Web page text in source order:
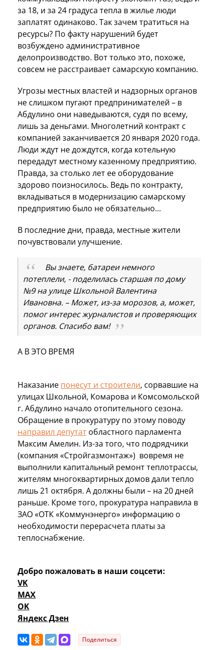
за 18, и за 24 градуса тепла в жилье люди
заплатят одинаково. Так зачем тратиться на
ресурсы? По факту нарушений будет
возбуждено административное
делопроизводство. Вот только это, похоже,
совсем не расстраивает самарскую компанию.
Угрозы местных властей и надзорных органов
не слишком пугают предпринимателей – в
Абдулино они наведываются, судя по всему,
лишь за деньгами. Многолетний контракт с
компанией заканчивается 20 января 2020 года.
Люди ждут не дождутся, когда котельную
передадут местному казенному предприятию.
Правда, за столько лет ее оборудование
здорово поизносилось. Ведь по контракту,
вкладываться в модернизацию самарскому
предприятию было не обязательно…
В последние дни, правда, местные жители
почувствовали улучшение.
Вы знаете, батареи немного
потеплели, - поделилась старшая по дому
№9 на улице Школьной Валентина
Ивановна. – Может, из-за морозов, а, может,
помог интерес журналистов и проверяющих
органов. Спасибо вам!
А В ЭТО ВРЕМЯ
Наказание понесут и строители, сорвавшие на
улицах Школьной, Комарова и Комсомольской
г. Абдулино начало отопительного сезона.
Обращение в прокуратуру по этому поводу
направил депутат областного парламента
Максим Амелин. Из-за того, что подрядчики
(компания «Стройгазмонтаж») вовремя не
выполнили капитальный ремонт теплотрассы,
жителям многоквартирных домов дали тепло
лишь 21 октября. А должны были – на 20 дней
раньше. Кроме того, прокуратура направила в
ЗАО «ОТК «Коммунэнерго» информацию о
необходимости перерасчета платы за
теплоснабжение.
Добро пожаловать в наши соцсети:
VK
MAX
OK
Яндекс Дзен
Поделиться